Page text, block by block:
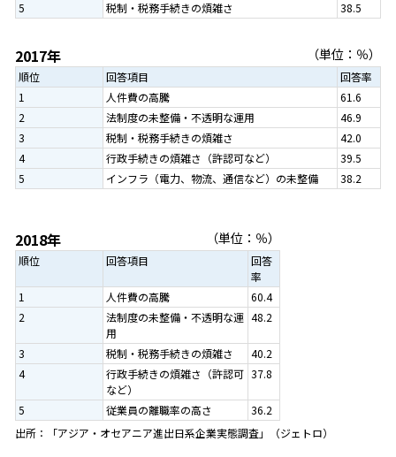
5
税制・税務手続きの煩雑さ 38.5
2017年 （単位：％）
順位 回答項目
回答率
1
人件費の高騰
61.6
2
法制度の未整備・不透明な運用
46.9
3
税制・税務手続きの煩雑さ
42.0
4
行政手続きの煩雑さ（許認可など）
39.5
5
インフラ（電力、物流、通信など）の未整備 38.2
2018年 （単位：％）
順位 回答項目
回答
率
1
人件費の高騰
60.4
2
法制度の未整備・不透明な運
用
48.2
3 税制・税務手続きの煩雑さ
40.2
4
行政手続きの煩雑さ（許認可
など）
37.8
5 従業員の離職率の高さ
36.2
出所：「アジア・オセアニア進出日系企業実態調査」（ジェトロ）